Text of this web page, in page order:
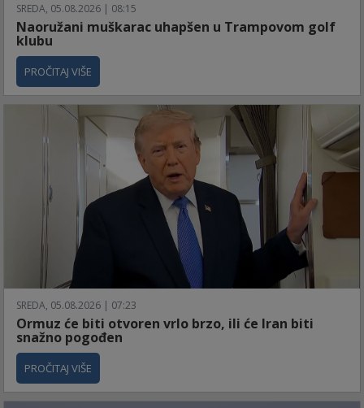
SREDA, 05.08.2026 | 08:15
Naoružani muškarac uhapšen u Trampovom golf
klubu
PROČITAJ VIŠE
SREDA, 05.08.2026 | 07:23
Ormuz će biti otvoren vrlo brzo, ili će Iran biti
snažno pogođen
PROČITAJ VIŠE